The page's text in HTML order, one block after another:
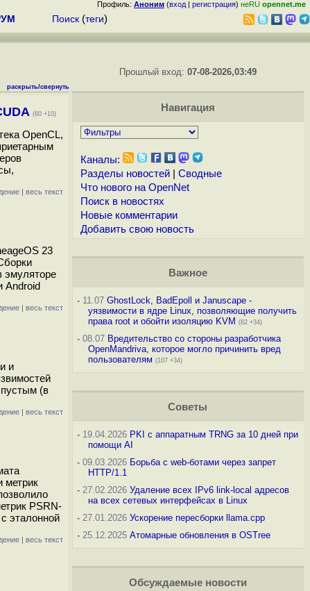
Профиль: Аноним (вход | регистрация) неRU opennet.me
Поиск (теги)
раскрыть/свернуть
(60 +10)
OpenCL,
| весь текст
23
эмуляторе
Android
| весь текст
и
(в
| весь текст
метрик
PSRN-
эталонной
| весь текст
Прошлый вход:07-08-2026,03:49
Навигация
Каналы:
Разделы новостей| Сводные
Что нового на OpenNet
Поиск в новостях
Новые комментарии
Добавить свою новость
Важное
-11.07 GhostLock, BadEpoll и Januscape -
уязвимости в ядре Linux, позволяющие получить
права root и обойти изоляцию KVM (82 +34)
-08.07 Вредительство со стороны разработчика
OpenMandriva, которое могло причинить вред
пользователям (107 +34)
Советы
-19.04.2026 PKI с аппаратным TRNG за 10 дней при
помощи AI
-09.03.2026 Борьба с web-ботами через запрет
HTTP/1.1
-27.02.2026 Удаление всех IPv6 link-local адресов
на всех сетевых интерфейсах в Linux
-27.01.2026 Ускорение пересборки llama.cpp
-25.12.2025 Атомарные обновления в OSTree
Обсуждаемые новости